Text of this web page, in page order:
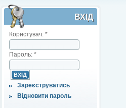
ВХІД
Користувач: *
Пароль: *
Зареєструватись
Відновити пароль